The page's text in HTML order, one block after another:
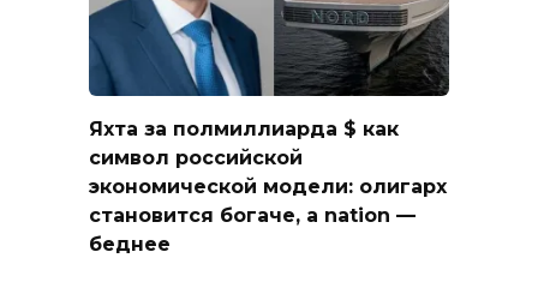
Яхта за полмиллиарда $ как
символ российской
экономической модели: олигарх
становится богаче, а nation —
беднее